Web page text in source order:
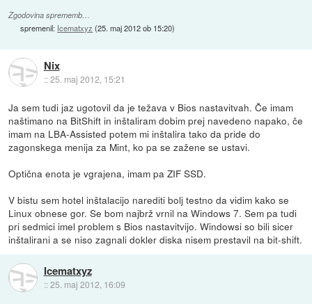
Zgodovina sprememb…
spremenil: Icematxyz (25. maj 2012 ob 15:20)
Nix
::25. maj 2012, 15:21
Ja sem tudi jaz ugotovil da je težava v Bios nastavitvah. Če imam
naštimano na BitShift in inštaliram dobim prej navedeno napako, če
imam na LBA-Assisted potem mi inštalira tako da pride do
zagonskega menija za Mint, ko pa se zažene se ustavi.
Optična enota je vgrajena, imam pa ZIF SSD.
V bistu sem hotel inštalacijo narediti bolj testno da vidim kako se
Linux obnese gor. Se bom najbrž vrnil na Windows 7. Sem pa tudi
pri sedmici imel problem s Bios nastavitvijo. Windowsi so bili sicer
inštalirani a se niso zagnali dokler diska nisem prestavil na bit-shift.
Icematxyz
::25. maj 2012, 16:09